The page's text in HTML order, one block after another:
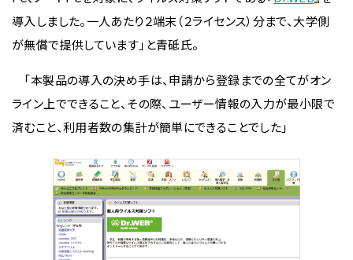
導入しました。一人あたり２端末（２ライセンス）分まで、大学側
が無償で提供しています」と青砥氏。
「本製品の導入の決め手は、申請から登録までの全てがオン
ライン上でできること、その際、ユーザー情報の入力が最小限で
済むこと、利用者数の集計が簡単にできることでした」